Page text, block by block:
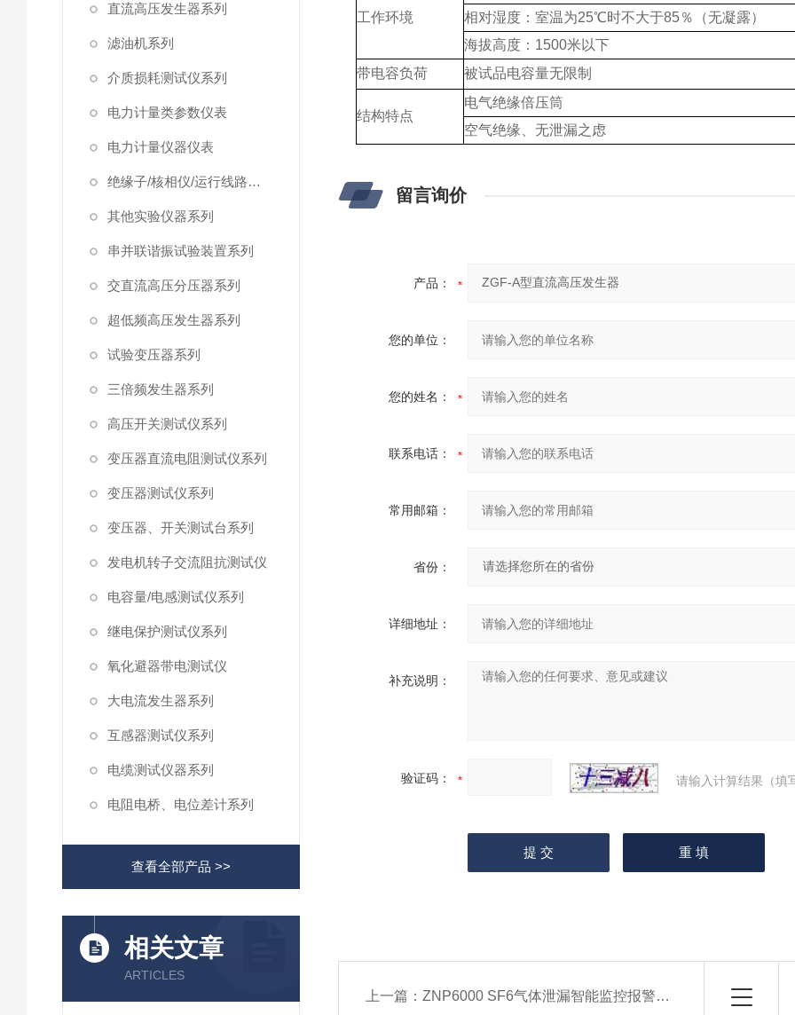
直流高压发生器系列
滤油机系列
介质损耗测试仪系列
电力计量类参数仪表
电力计量仪器仪表
绝缘子/核相仪/运行线路试验仪器
其他实验仪器系列
串并联谐振试验装置系列
交直流高压分压器系列
超低频高压发生器系列
试验变压器系列
三倍频发生器系列
高压开关测试仪系列
变压器直流电阻测试仪系列
变压器测试仪系列
变压器、开关测试台系列
发电机转子交流阻抗测试仪
电容量/电感测试仪系列
继电保护测试仪系列
氧化避器带电测试仪
大电流发生器系列
互感器测试仪系列
电缆测试仪器系列
电阻电桥、电位差计系列
查看全部产品 >>
相关文章
ARTICLES
工作环境
相对湿度：室温为25℃时不大于85％（无凝露）
海拔高度：1500米以下
带电容负荷
被试品电容量无限制
结构特点
电气绝缘倍压筒
空气绝缘、无泄漏之虑
留言询价
产品：
您的单位：
您的姓名：
联系电话：
常用邮箱：
省份：
详细地址：
补充说明：
验证码： 请输入计算结果（填
上一篇：ZNP6000 SF6气体泄漏智能监控报警系统